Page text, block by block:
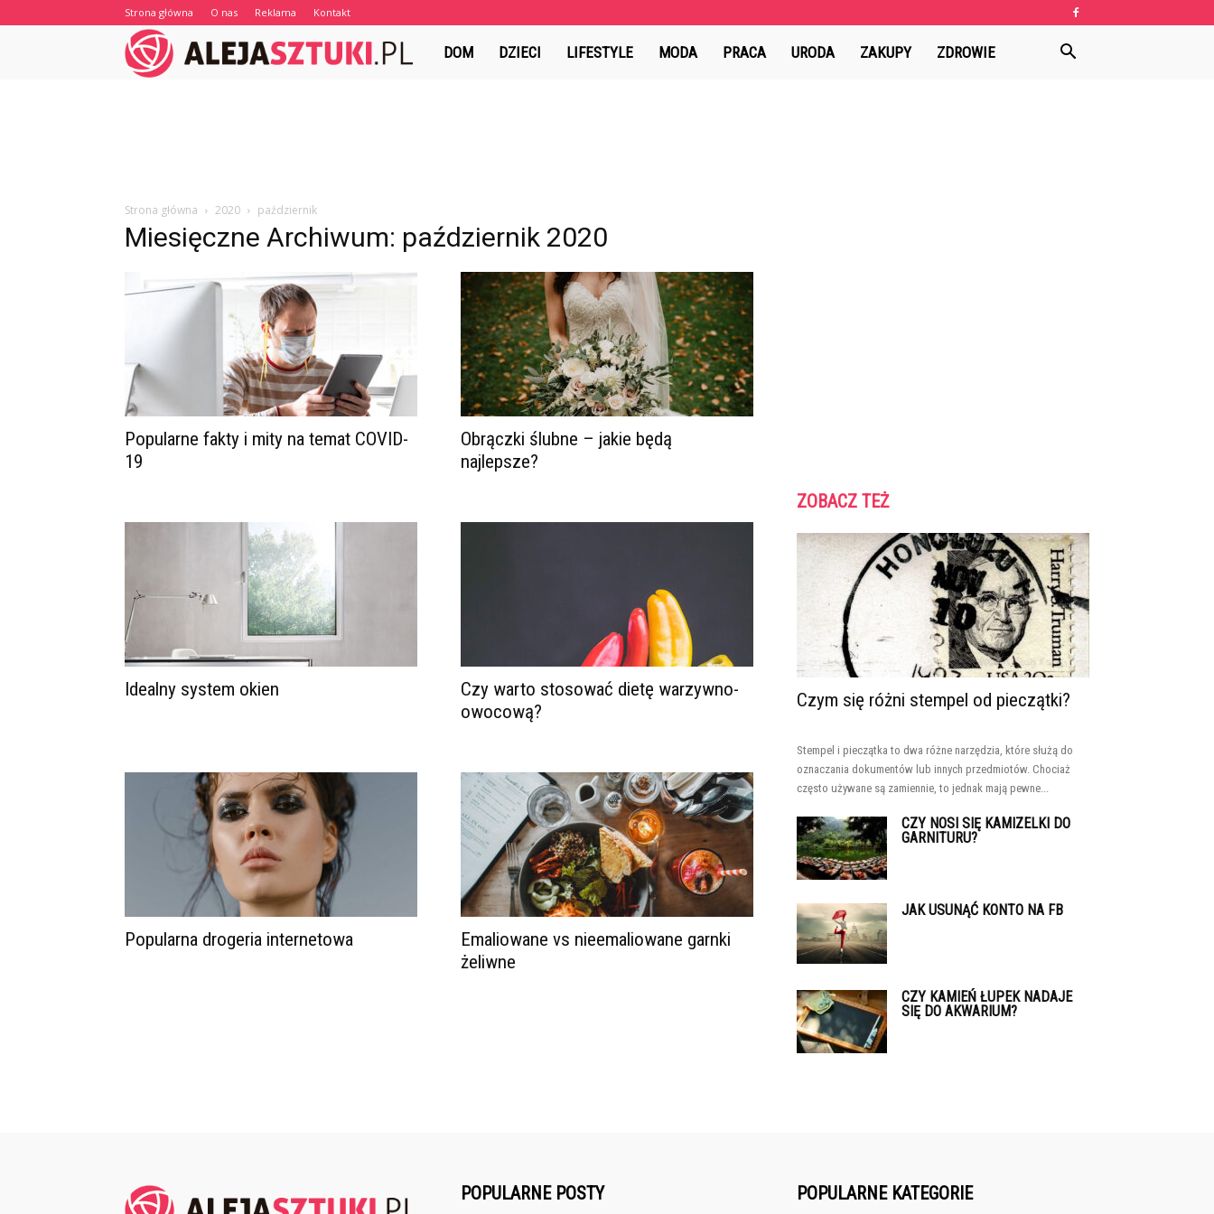
Strona główna O nas Reklama Kontakt
AlejaSztuki.pl
DOM DZIECI LIFESTYLE MODA PRACA URODA ZAKUPY ZDROWIE
Strona główna 2020 październik
Miesięczne Archiwum: październik 2020
Popularne fakty i mity na temat COVID-
19
Obrączki ślubne – jakie będą
najlepsze?
Idealny system okien
Czy warto stosować dietę warzywno-
owocową?
Popularna drogeria internetowa
Emaliowane vs nieemaliowane garnki
żeliwne
ZOBACZ TEŻ
Czym się różni stempel od pieczątki?
Stempel i pieczątka to dwa różne narzędzia, które służą do
oznaczania dokumentów lub innych przedmiotów. Chociaż
często używane są zamiennie, to jednak mają pewne...
CZY NOSI SIĘ KAMIZELKI DO
GARNITURU?
JAK USUNĄĆ KONTO NA FB
CZY KAMIEŃ ŁUPEK NADAJE
SIĘ DO AKWARIUM?
POPULARNE POSTY POPULARNE KATEGORIE